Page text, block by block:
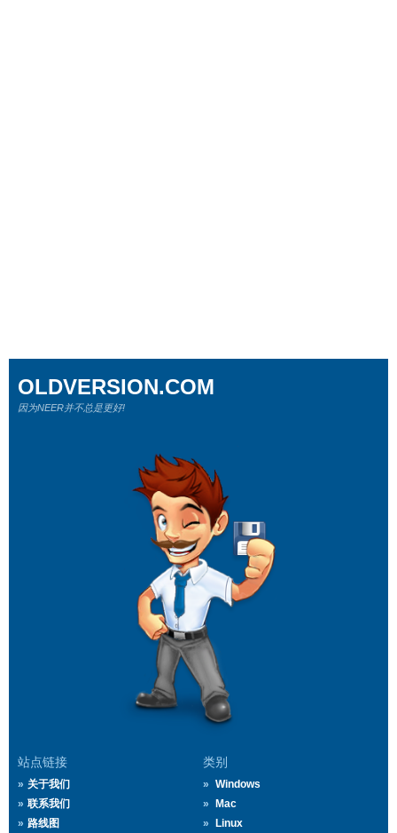
站点链接
关于我们
联系我们
路线图
类别
Windows
Mac
Linux
OLDVERSION.COM
因为NEER并不总是更好!